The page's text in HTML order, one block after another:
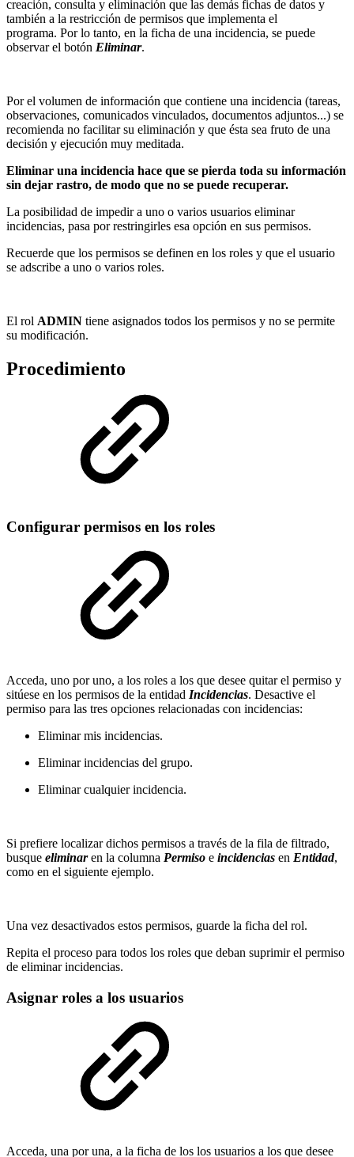
creación, consulta y eliminación que las demás fichas de datos y
también a la restricción de permisos que implementa el
programa. Por lo tanto, en la ficha de una incidencia, se puede
observar el botón Eliminar.
Por el volumen de información que contiene una incidencia (tareas,
observaciones, comunicados vinculados, documentos adjuntos...) se
recomienda no facilitar su eliminación y que ésta sea fruto de una
decisión y ejecución muy meditada.
Eliminar una incidencia hace que se pierda toda su información
sin dejar rastro, de modo que no se puede recuperar.
La posibilidad de impedir a uno o varios usuarios eliminar
incidencias, pasa por restringirles esa opción en sus permisos.
Recuerde que los permisos se definen en los roles y que el usuario
se adscribe a uno o varios roles.
El rol ADMIN tiene asignados todos los permisos y no se permite
su modificación.
Procedimiento
Configurar permisos en los roles
Acceda, uno por uno, a los roles a los que desee quitar el permiso y
sitúese en los permisos de la entidad Incidencias. Desactive el
permiso para las tres opciones relacionadas con incidencias:
Eliminar mis incidencias.
Eliminar incidencias del grupo.
Eliminar cualquier incidencia.
Si prefiere localizar dichos permisos a través de la fila de filtrado,
busque eliminaren la columna Permiso e incidencias en Entidad,
como en el siguiente ejemplo.
Una vez desactivados estos permisos, guarde la ficha del rol.
Repita el proceso para todos los roles que deban suprimir el permiso
de eliminar incidencias.
Asignar roles a los usuarios
Acceda, una por una, a la ficha de los los usuarios a los que desee